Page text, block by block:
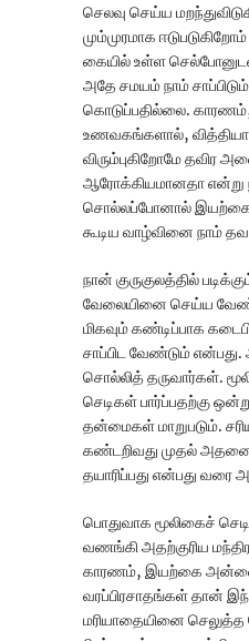
செலவு செய்ய
மும்முரமாக
கையில் உள்ள
அதே சமயம் நாம்
கொடுப்பதில்லை. காரணம்,
உணவகங்களால்,
விரும்புகிறோமே தவிர
ஆரோக்கியமானதா என்று
சொல்லப்போனால்
கூடிய வாழ்வினை நாம்
நான் குருகுலத்தில்
வேலையினை செய்ய
மிகவும் கண்டிப்பாக
சாப்பிட வேண்டும் என்பது.
சொல்லித் தருவார்கள்.
செடிகள் பார்ப்பதற்கு
தன்மைகள் மாறுபடும்.
கண்டறிவது முதல்
தயாரிப்பது என்பது
பொதுவாக மூலிகைச்
வணங்கி அதற்குரிய
காரணம், இயற்கை அன்னை
வரப்பிரசாதங்கள் தான்
மரியாதையினை செலுத்த